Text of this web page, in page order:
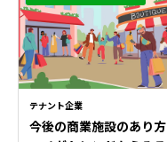
テナント企業
今後の商業施設のあり方